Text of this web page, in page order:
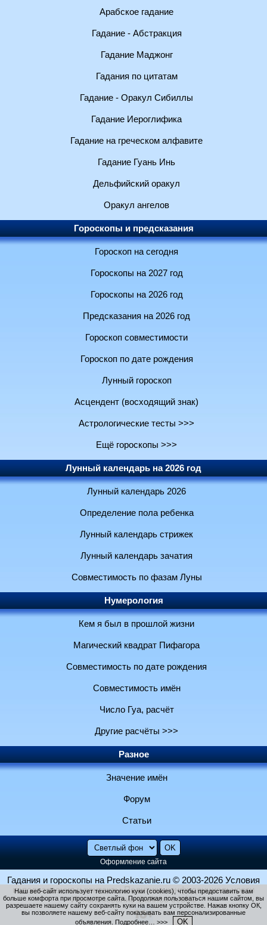
Арабское гадание
Гадание - Абстракция
Гадание Маджонг
Гадания по цитатам
Гадание - Оракул Сибиллы
Гадание Иероглифика
Гадание на греческом алфавите
Гадание Гуань Инь
Дельфийский оракул
Оракул ангелов
Гороскопы и предсказания
Гороскоп на сегодня
Гороскопы на 2027 год
Гороскопы на 2026 год
Предсказания на 2026 год
Гороскоп совместимости
Гороскоп по дате рождения
Лунный гороскоп
Асцендент (восходящий знак)
Астрологические тесты >>>
Ещё гороскопы >>>
Лунный календарь на 2026 год
Лунный календарь 2026
Определение пола ребенка
Лунный календарь стрижек
Лунный календарь зачатия
Совместимость по фазам Луны
Нумерология
Кем я был в прошлой жизни
Магический квадрат Пифагора
Совместимость по дате рождения
Совместимость имён
Число Гуа, расчёт
Другие расчёты >>>
Разное
Значение имён
Форум
Статьи
Оформление сайта
Гадания и гороскопы на Predskazanie.ru © 2003-2026 Условия
использования и контакты Политика конфиденциальности
Использование файлов cookie
Наш веб-сайт использует технологию куки (cookies), чтобы предоставить вам
больше комфорта при просмотре сайта. Продолжая пользоваться нашим сайтом, вы
разрешаете нашему сайту сохранять куки на вашем устройстве. Нажав кнопку ОК,
вы позволяете нашему веб-сайту показывать вам персонализированные
объявления. Подробнее… >>> OK